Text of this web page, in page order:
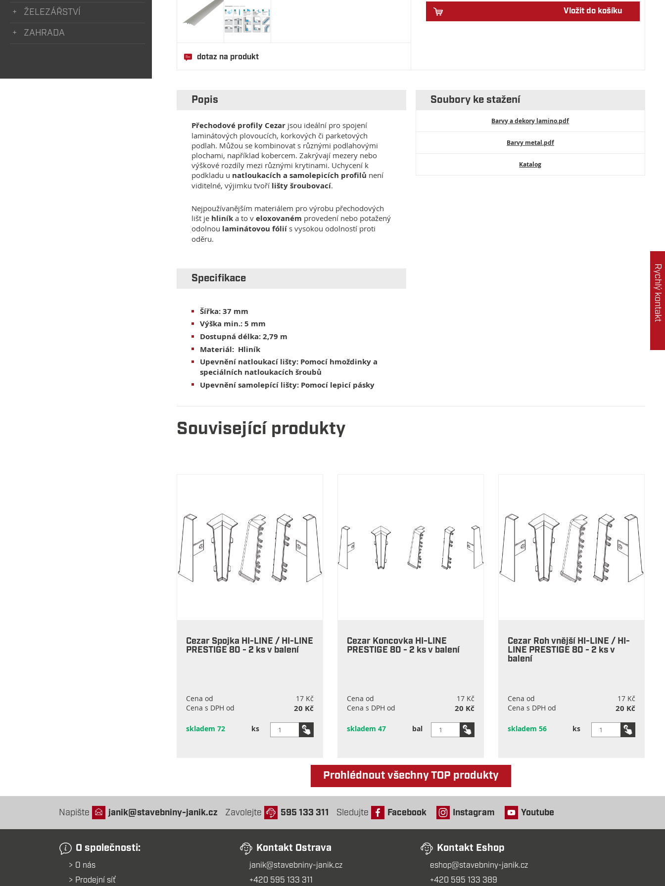
ŽELEZÁŘSTVÍ
ZAHRADA
dotaz na produkt
Vložit do košíku
Popis
Přechodové profily Cezarjsou ideální pro spojení
laminátových plovoucích, korkových či parketových
podlah. Můžou se kombinovat s různými podlahovými
plochami, například kobercem. Zakrývají mezery nebo
výškové rozdíly mezi různými krytinami. Uchycení k
podkladu u natloukacích a samolepicích profilů není
viditelné, výjimku tvoří lišty šroubovací.
Nejpoužívanějším materiálem pro výrobu přechodových
lišt je hliníka to veloxovaném provedení nebo potažený
odolnou laminátovou fóliís vysokou odolností proti
oděru.
Specifikace
Šířka:37 mm
Výška min.: 5 mm
Dostupná délka: 2,79 m
Materiál: Hliník
Upevnění natloukací lišty: Pomocí hmoždinky a
speciálních natloukacích šroubů
Upevnění samolepící lišty: Pomocí lepicí pásky
Soubory ke stažení
Barvy a dekory lamino.pdf
Barvy metal.pdf
Katalog
Související produkty
Cezar Spojka HI-LINE / HI-LINE
PRESTIGE 80 - 2 ks v balení
Cena od
17 Kč
Cena s DPH od
20 Kč
skladem 72 ks
Cezar Koncovka HI-LINE
PRESTIGE 80 - 2 ks v balení
Cena od
17 Kč
Cena s DPH od
20 Kč
skladem 47 bal
Cezar Roh vnější HI-LINE / HI-
LINE PRESTIGE 80 - 2 ks v
balení
Cena od
17 Kč
Cena s DPH od
20 Kč
skladem 56 ks
Prohlédnout všechny TOP produkty
Napište janik@stavebniny-janik.cz Zavolejte 595 133 311 Sledujte Facebook Instagram Youtube
O společnosti:
O nás
Prodejní síť
Kontakt Ostrava
janik@stavebniny-janik.cz
+420 595 133 311
Kontakt Eshop
eshop@stavebniny-janik.cz
+420 595 133 389
Rychlý kontakt